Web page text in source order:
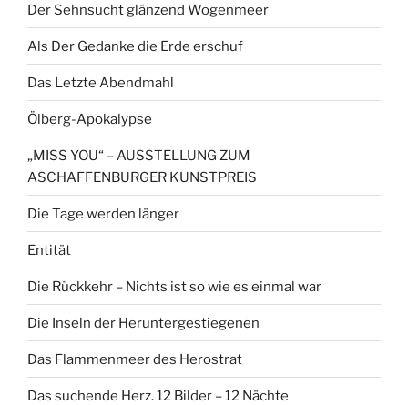
Der Sehnsucht glänzend Wogenmeer
Als Der Gedanke die Erde erschuf
Das Letzte Abendmahl
Ölberg-Apokalypse
„MISS YOU“ – AUSSTELLUNG ZUM
ASCHAFFENBURGER KUNSTPREIS
Die Tage werden länger
Entität
Die Rückkehr – Nichts ist so wie es einmal war
Die Inseln der Heruntergestiegenen
Das Flammenmeer des Herostrat
Das suchende Herz. 12 Bilder – 12 Nächte